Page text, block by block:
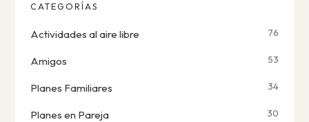
CATEGORÍAS
Actividades al aire libre 76
Amigos 53
Planes Familiares 34
Planes en Pareja 30